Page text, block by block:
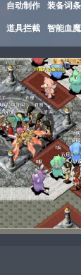
自动制作 装备词条
道具拦截 智能血